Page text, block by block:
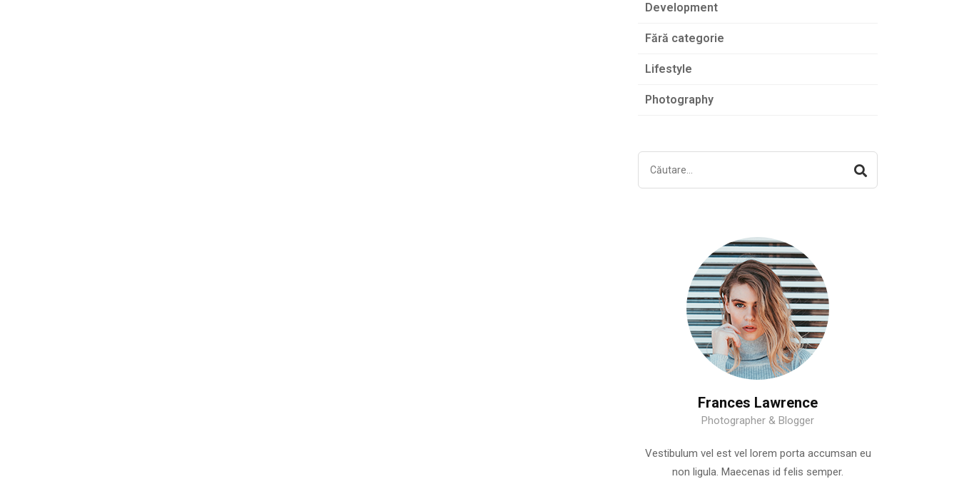
Development
Fără categorie
Lifestyle
Photography
Frances Lawrence
Photographer & Blogger
Vestibulum vel est vel lorem porta accumsan eu
non ligula. Maecenas id felis semper.